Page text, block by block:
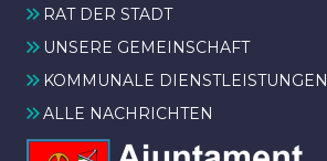
RAT DER STADT
UNSERE GEMEINSCHAFT
KOMMUNALE DIENSTLEISTUNGEN
ALLE NACHRICHTEN